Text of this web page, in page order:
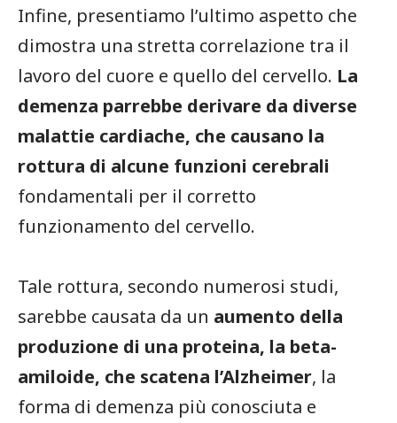
Infine, presentiamo l’ultimo aspetto che
dimostra una stretta correlazione tra il
lavoro del cuore e quello del cervello. La
demenza parrebbe derivare da diverse
malattie cardiache, che causano la
rottura di alcune funzioni cerebrali
fondamentali per il corretto
funzionamento del cervello.
Tale rottura, secondo numerosi studi,
sarebbe causata da un aumento della
produzione di una proteina, la beta-
amiloide, che scatena l’Alzheimer, la
forma di demenza più conosciuta e